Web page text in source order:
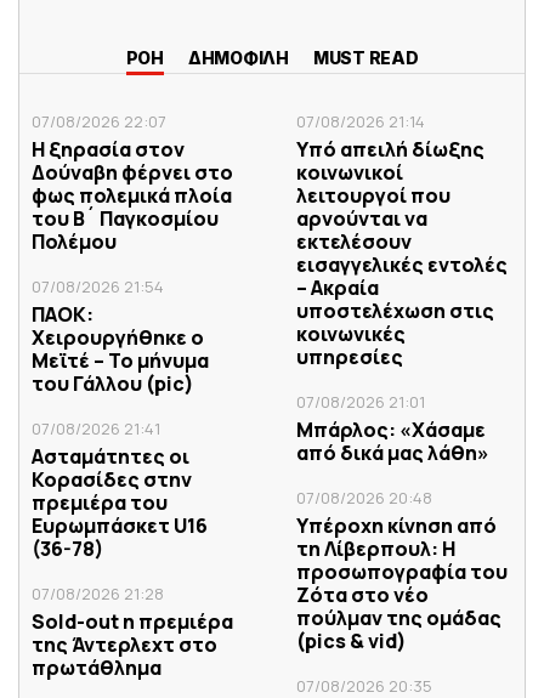
ΡΟΗ ΔΗΜΟΦΙΛΗ MUST READ
07/08/2026 22:07
Η ξηρασία στον
Δούναβη φέρνει στο
φως πολεμικά πλοία
του Β´ Παγκοσμίου
Πολέμου
07/08/2026 21:54
ΠΑΟΚ:
Χειρουργήθηκε ο
Μεϊτέ – Το μήνυμα
του Γάλλου (pic)
07/08/2026 21:41
Ασταμάτητες οι
Κορασίδες στην
πρεμιέρα του
Ευρωμπάσκετ U16
(36-78)
07/08/2026 21:28
Sold-out η πρεμιέρα
της Άντερλεχτ στο
πρωτάθλημα
07/08/2026 21:14
Υπό απειλή δίωξης
κοινωνικοί
λειτουργοί που
αρνούνται να
εκτελέσουν
εισαγγελικές εντολές
– Ακραία
υποστελέχωση στις
κοινωνικές
υπηρεσίες
07/08/2026 21:01
Μπάρλος: «Χάσαμε
από δικά μας λάθη»
07/08/2026 20:48
Υπέροχη κίνηση από
τη Λίβερπουλ: Η
προσωπογραφία του
Ζότα στο νέο
πούλμαν της ομάδας
(pics & vid)
07/08/2026 20:35